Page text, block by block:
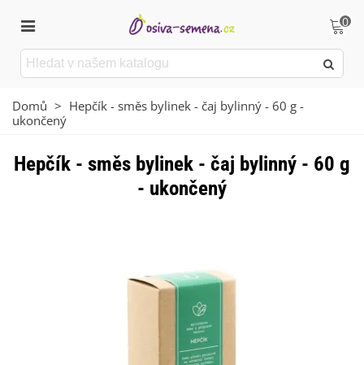
0
Domů > Hepčík - směs bylinek - čaj bylinný - 60 g -
ukončený
Hepčík - směs bylinek - čaj bylinný - 60 g
- ukončený